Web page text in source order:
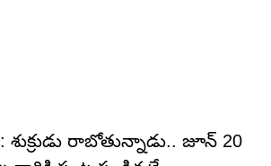
శుక్రుడు రాబోతున్నాడు.. జూన్ 20